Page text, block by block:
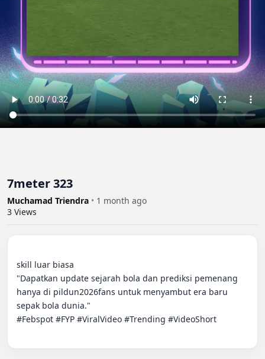
7meter 323
Muchamad Triendra • 1 month ago
3 Views
skill luar biasa
"Dapatkan update sejarah bola dan prediksi pemenang
hanya di pildun2026fans untuk menyambut era baru
sepak bola dunia."
#Febspot #FYP #ViralVideo #Trending #VideoShort